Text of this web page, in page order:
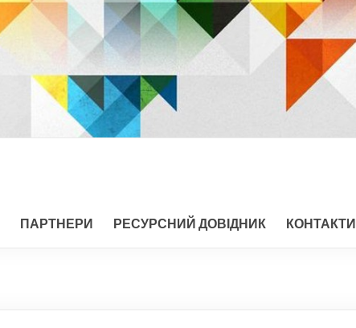
ПАРТНЕРИ РЕСУРСНИЙ ДОВІДНИК КОНТАКТИ